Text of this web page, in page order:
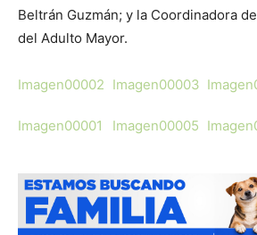
Beltrán Guzmán; y la Coordinadora
del Adulto Mayor.
Imagen00002 Imagen00003
Imagen00001 Imagen00005